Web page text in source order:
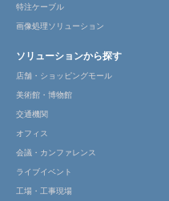
特注ケーブル
画像処理ソリューション
ソリューションから探す
店舗・ショッピングモール
美術館・博物館
交通機関
オフィス
会議・カンファレンス
ライブイベント
工場・工事現場